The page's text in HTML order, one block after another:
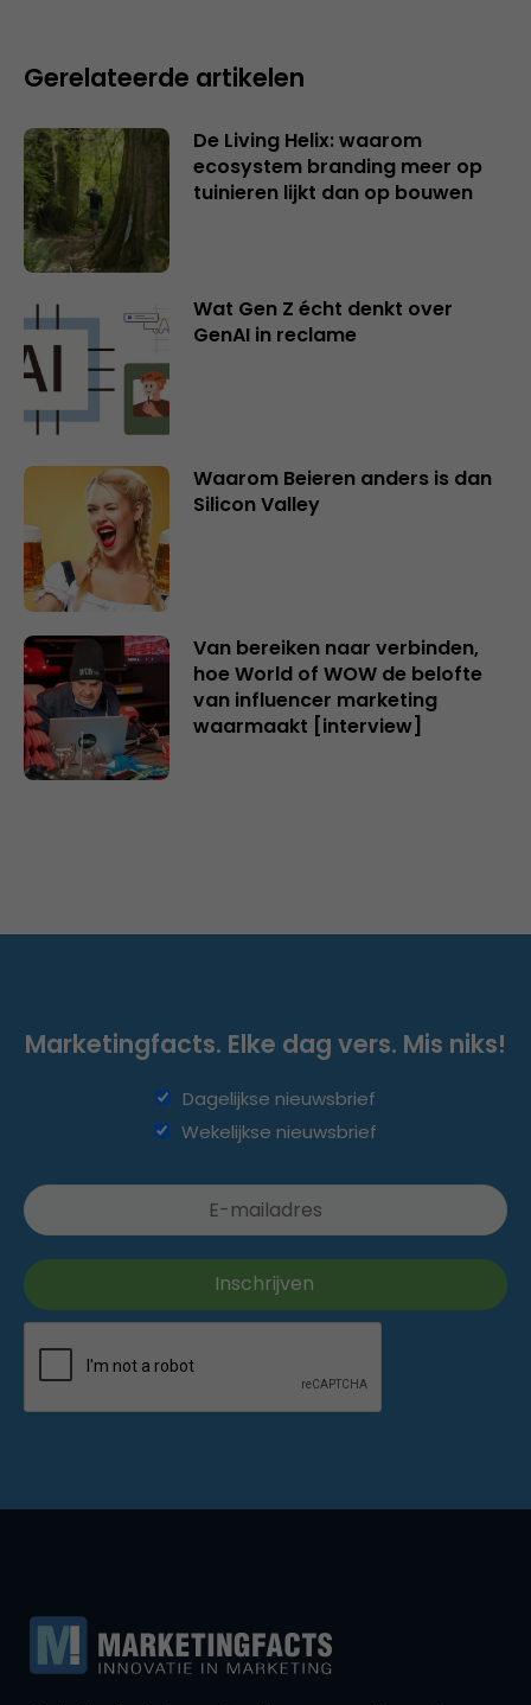
Gerelateerde artikelen
De Living Helix: waarom
ecosystem branding meer op
tuinieren lijkt dan op bouwen
Wat Gen Z écht denkt over
GenAI in reclame
Waarom Beieren anders is dan
Silicon Valley
Van bereiken naar verbinden,
hoe World of WOW de belofte
van influencer marketing
waarmaakt [interview]
Marketingfacts. Elke dag vers. Mis niks!
Dagelijkse nieuwsbrief
Wekelijkse nieuwsbrief